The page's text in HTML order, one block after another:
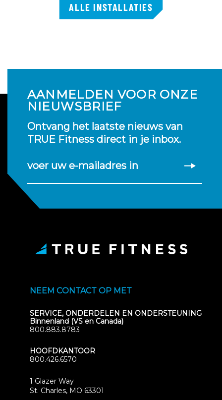
ALLE INSTALLATIES
AANMELDEN VOOR ONZE
NIEUWSBRIEF
Ontvang het laatste nieuws van
TRUE Fitness direct in je inbox.
voer uw e-mailadres in
NEEM CONTACT OP MET
SERVICE, ONDERDELEN EN ONDERSTEUNING
Binnenland (VS en Canada)
800.883.8783
HOOFDKANTOOR
800.426.6570
1 Glazer Way
St. Charles, MO 63301